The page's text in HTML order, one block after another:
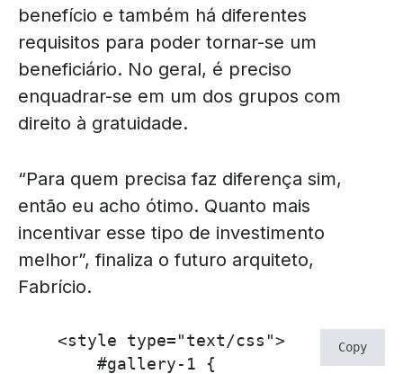
benefício e também há diferentes
requisitos para poder tornar-se um
beneficiário. No geral, é preciso
enquadrar-se em um dos grupos com
direito à gratuidade.
“Para quem precisa faz diferença sim,
então eu acho ótimo. Quanto mais
incentivar esse tipo de investimento
melhor”, finaliza o futuro arquiteto,
Fabrício.
    <style type="text/css">
        #gallery-1 {
Copy